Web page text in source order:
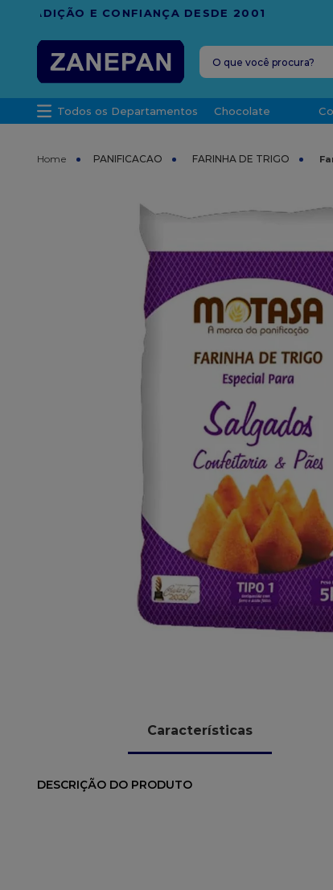
O que você procura?
Todos os Departamentos Chocolate
PANIFICACAO FARINHA DE TRIGO
Características
DESCRIÇÃO DO PRODUTO
6º
7º
8º
bala